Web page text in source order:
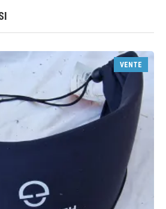
VENTE